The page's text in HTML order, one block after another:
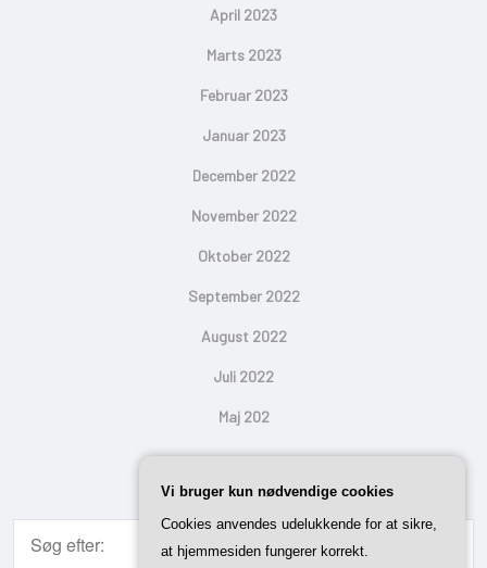
April 2023
Marts 2023
Februar 2023
Januar 2023
December 2022
November 2022
Oktober 2022
September 2022
August 2022
Juli 2022
Maj 202
Vi bruger kun nødvendige cookies
Cookies anvendes udelukkende for at sikre,
at hjemmesiden fungerer korrekt.